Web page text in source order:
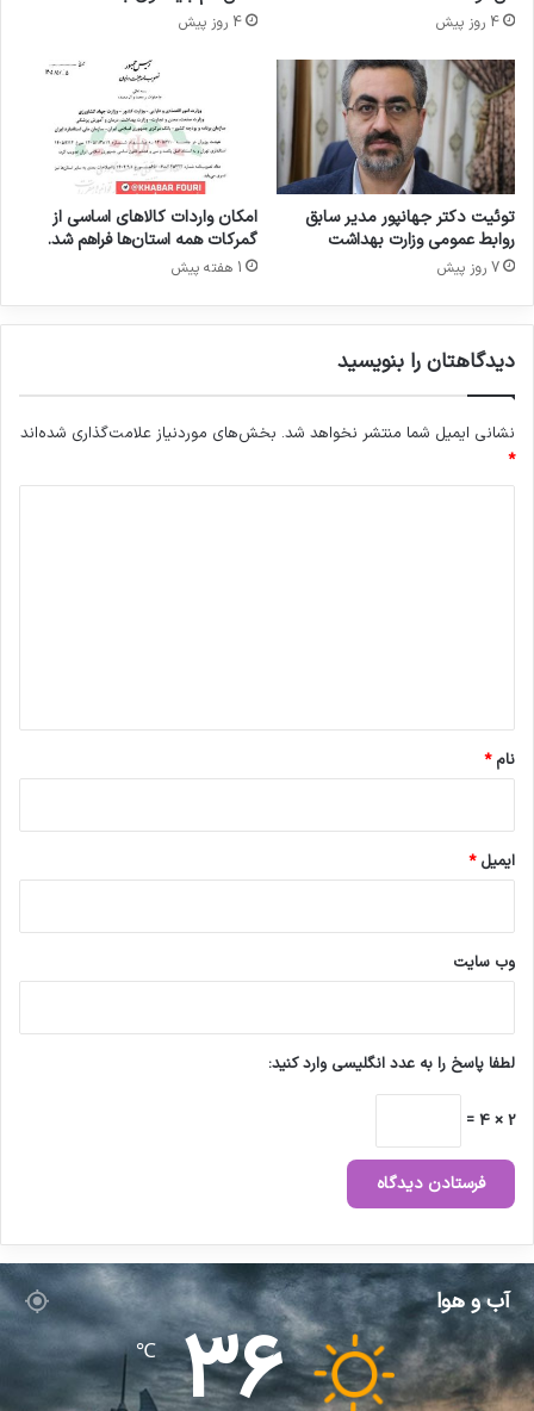
ت
د
ی
د
ش
ر
ک
ت
ت
م
د
ش4 روز پیش 4 روز پیش
توئیت دکتر جهانپور مدیر سابق
روابط عمومی وزارت بهداشت
7 روز پیش
امکان واردات کالاهای اساسی از
گمرکات همه استان‌ها فراهم شد.
1 هفته پیش
دیدگاهتان را بنویسید
نشانی ایمیل شما منتشر نخواهد شد. بخش‌های موردنیاز علامت‌گذاری شده‌اند
*
نام*
ایمیل*
وب‌ سایت
لطفا پاسخ را به عدد انگلیسی وارد کنید:
2 × 4 =
آب و هوا
36
℃